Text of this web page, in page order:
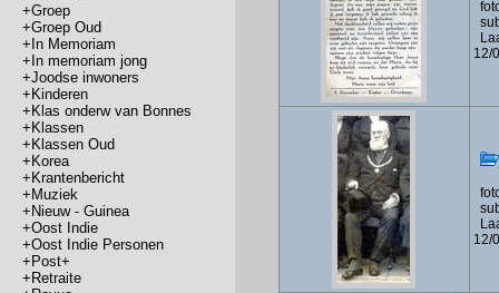
+Groep
+Groep Oud
+ In Memoriam
+ In memoriam jong
+Joodse inwoners
+ Kinderen
+ Klas onderw van Bonnes
+ Klassen
+ Klassen Oud
+ Korea
+ Krantenbericht
+ Muziek
+ Nieuw - Guinea
+Oost Indie
+Oost Indie Personen
+ Post+
+ Retraite
12/
12/